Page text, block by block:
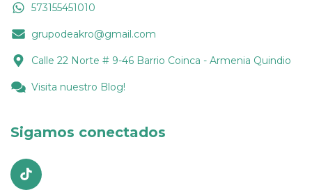
573155451010
grupodeakro@gmail.com
Calle 22 Norte # 9-46 Barrio Coinca - Armenia Quindio
Visita nuestro Blog!
Sigamos conectados